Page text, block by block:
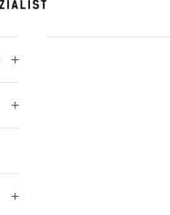
+
+
+